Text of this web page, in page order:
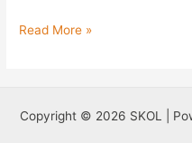
Read More »
Copyright © 2026 SKOL |